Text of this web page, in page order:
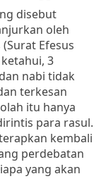
disebut
oleh
Efesus
3
nabi tidak
terkesan
itu hanya
para rasul.
kembali
perdebatan
yang akan